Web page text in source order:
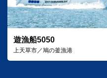
遊漁船5050
上天草市／鳩の釜漁港